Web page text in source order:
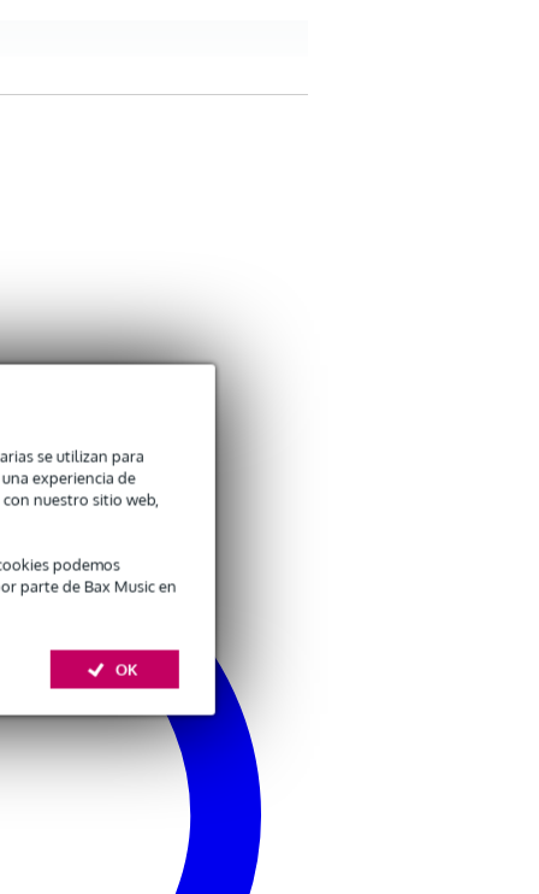
se utilizan para
experiencia de
nuestro sitio web,
podemos
parte de Bax Music en
OK